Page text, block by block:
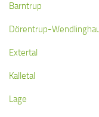
Barntrup
Dörentrup-
Extertal
Kalletal
Lage